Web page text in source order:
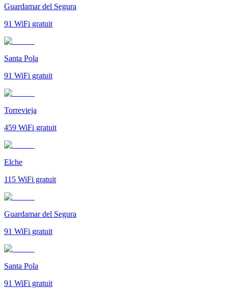
Guardamar del Segura
91 WiFi gratuit
Santa Pola
91 WiFi gratuit
Torrevieja
459 WiFi gratuit
Elche
115 WiFi gratuit
Guardamar del Segura
91 WiFi gratuit
Santa Pola
91 WiFi gratuit